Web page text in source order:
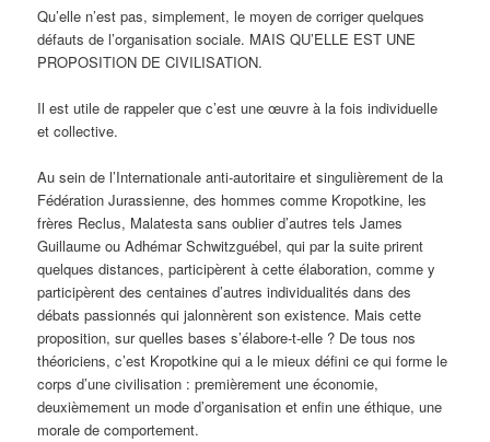
Qu’elle n’est pas, simplement, le moyen de corriger quelques
défauts de l’organisation sociale. MAIS QU’ELLE EST UNE
PROPOSITION DE CIVILISATION.
Il est utile de rappeler que c’est une œuvre à la fois individuelle
et collective.
Au sein de l’Internationale anti-autoritaire et singulièrement de la
Fédération Jurassienne, des hommes comme Kropotkine, les
frères Reclus, Malatesta sans oublier d’autres tels James
Guillaume ou Adhémar Schwitzguébel, qui par la suite prirent
quelques distances, participèrent à cette élaboration, comme y
participèrent des centaines d’autres individualités dans des
débats passionnés qui jalonnèrent son existence. Mais cette
proposition, sur quelles bases s’élabore-t-elle ? De tous nos
théoriciens, c’est Kropotkine qui a le mieux défini ce qui forme le
corps d’une civilisation : premièrement une économie,
deuxièmement un mode d’organisation et enfin une éthique, une
morale de comportement.